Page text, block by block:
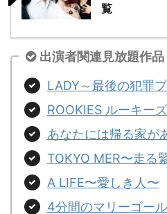
覧
出演者関連見放題作品
LADY～最後の犯罪
ROOKIES ルーキーズ
あなたには帰る家が
TOKYO MER〜走る
A LIFE〜愛しき人〜
4分間のマリーゴー